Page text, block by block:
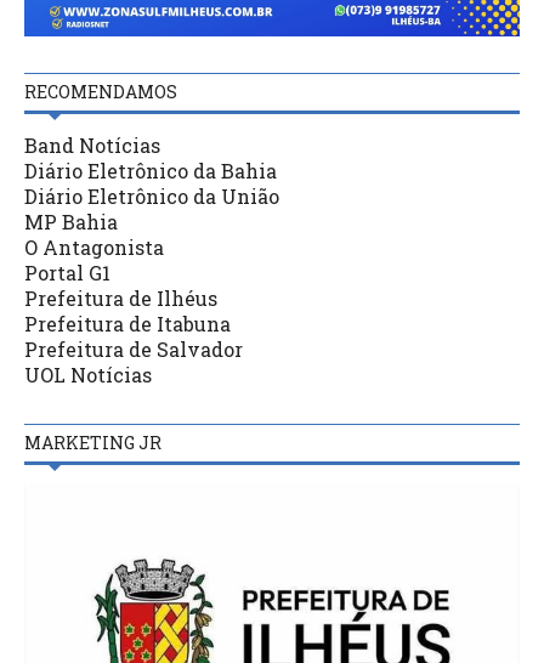
RECOMENDAMOS
Band Notícias
Diário Eletrônico da Bahia
Diário Eletrônico da União
MP Bahia
O Antagonista
Portal G1
Prefeitura de Ilhéus
Prefeitura de Itabuna
Prefeitura de Salvador
UOL Notícias
MARKETING JR